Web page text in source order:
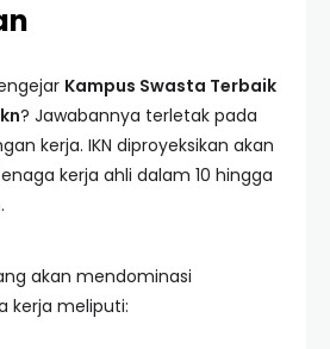
Kampus Swasta Terbaik
? Jawabannya terletak pada
kerja. IKN diproyeksikan akan
kerja ahli dalam 10 hingga
akan mendominasi
kerja meliputi: